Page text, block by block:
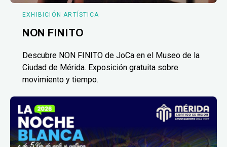
EXHIBICIÓN ARTÍSTICA
NON FINITO
Descubre NON FINITO de JoCa en el Museo de la
Ciudad de Mérida. Exposición gratuita sobre
movimiento y tiempo.